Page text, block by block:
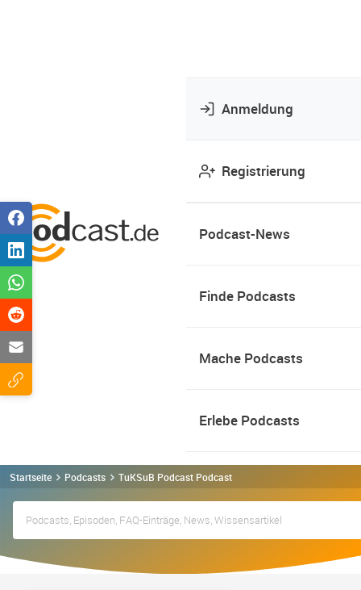
Anmeldung
Registrierung
Podcast-News
Finde Podcasts
Mache Podcasts
Erlebe Podcasts
Startseite Podcasts TuKSuB Podcast Podcast